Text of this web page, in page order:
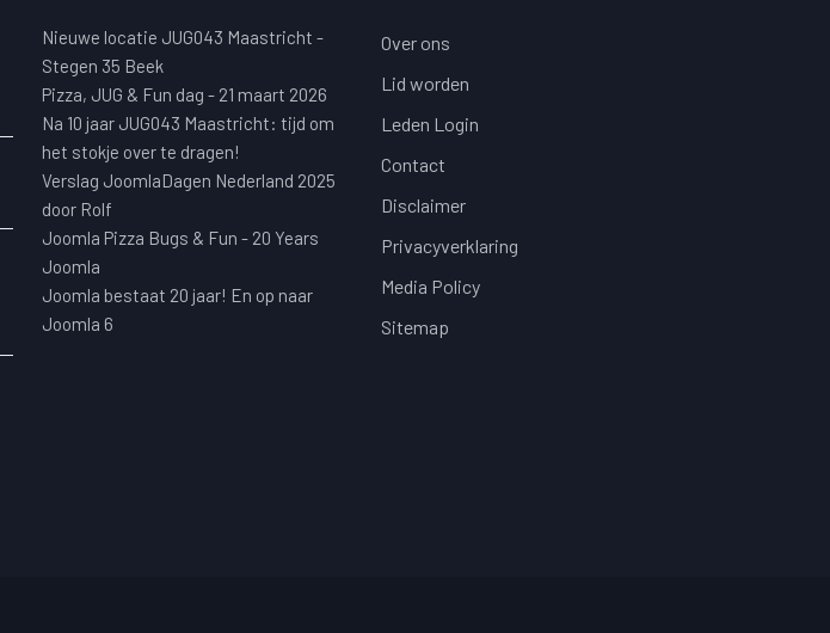
Nieuwe locatie JUG043 Maastricht -
Stegen 35 Beek
Pizza, JUG & Fun dag - 21 maart 2026
Na 10 jaar JUG043 Maastricht: tijd om
het stokje over te dragen!
Verslag JoomlaDagen Nederland 2025
door Rolf
Joomla Pizza Bugs & Fun - 20 Years
Joomla
Joomla bestaat 20 jaar! En op naar
Joomla 6
Over ons
Lid worden
Leden Login
Contact
Disclaimer
Privacyverklaring
Media Policy
Sitemap